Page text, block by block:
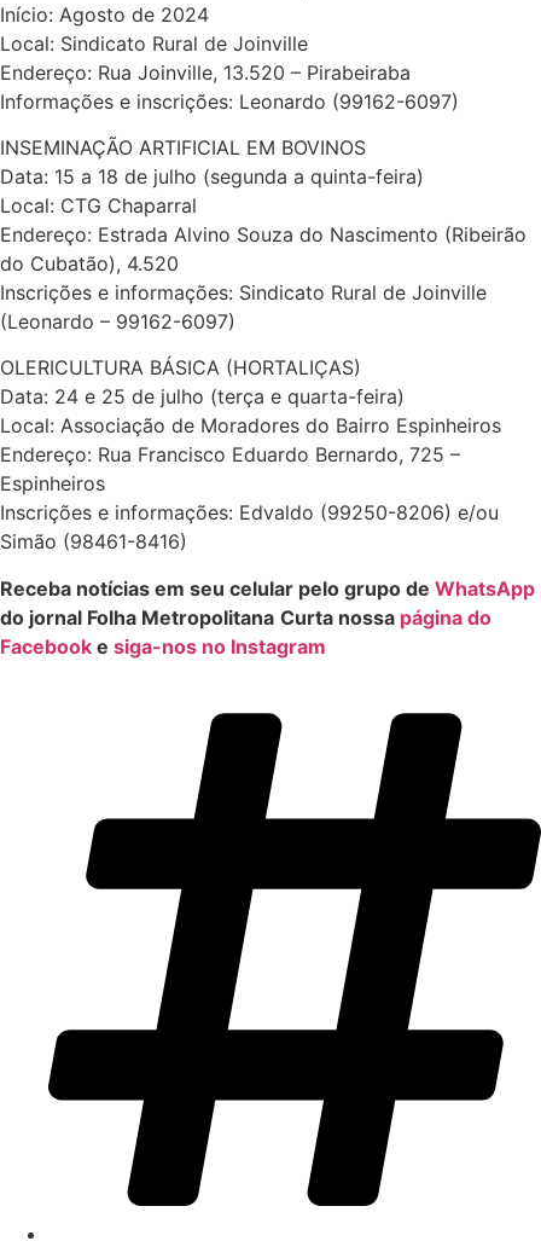
Início: Agosto de 2024
Local: Sindicato Rural de Joinville
Endereço: Rua Joinville, 13.520 – Pirabeiraba
Informações e inscrições: Leonardo (99162-6097)
INSEMINAÇÃO ARTIFICIAL EM BOVINOS
Data: 15 a 18 de julho (segunda a quinta-feira)
Local: CTG Chaparral
Endereço: Estrada Alvino Souza do Nascimento (Ribeirão
do Cubatão), 4.520
Inscrições e informações: Sindicato Rural de Joinville
(Leonardo – 99162-6097)
OLERICULTURA BÁSICA (HORTALIÇAS)
Data: 24 e 25 de julho (terça e quarta-feira)
Local: Associação de Moradores do Bairro Espinheiros
Endereço: Rua Francisco Eduardo Bernardo, 725 –
Espinheiros
Inscrições e informações: Edvaldo (99250-8206) e/ou
Simão (98461-8416)
Receba notícias em seu celular pelo grupo de WhatsApp
do jornal Folha Metropolitana Curta nossa página do
Facebook e siga-nos no Instagram